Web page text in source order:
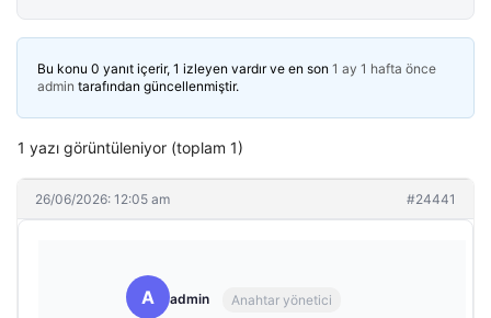
Bu konu 0 yanıt içerir, 1 izleyen vardır ve en son 1 ay 1 hafta önce
admin tarafından güncellenmiştir.
1 yazı görüntüleniyor (toplam 1)
26/06/2026: 12:05 am #24441
A admin Anahtar yönetici